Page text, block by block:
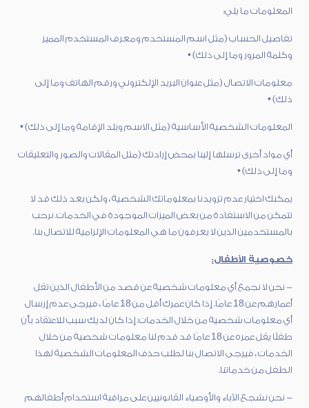
المعلومات ما يلي:
تفاصيل الحساب (مثل اسم المستخدم ومعرف المستخدم المميز
وكلمة المرور وما إلى ذلك) •
معلومات الاتصال (مثل عنوان البريد الإلكتروني ورقم الهاتف وما إلى
ذلك) •
المعلومات الشخصية الأساسية (مثل الاسم وبلد الإقامة وما إلى ذلك) •
أي مواد أخرى ترسلها إلينا بمحض إرادتك (مثل المقالات والصور والتعليقات
وما إلى ذلك) •
يمكنك اختيار عدم تزويدنا بمعلوماتك الشخصية ، ولكن بعد ذلك قد لا
تتمكن من الاستفادة من بعض الميزات الموجودة في الخدمات. نرحب
بالمستخدمين الذين لا يعرفون ما هي المعلومات الإلزامية للاتصال بنا.
خصوصية الأطفال:
- نحن لا نجمع أي معلومات شخصية عن قصد من الأطفال الذين تقل
أعمارهم عن 18 عامًا. إذا كان عمرك أقل من 18 عامًا ، فيرجى عدم إرسال
أي معلومات شخصية من خلال الخدمات. إذا كان لديك سبب للاعتقاد بأن
طفلًا يقل عمره عن 18 عامًا قد قدم لنا معلومات شخصية من خلال
الخدمات ، فيرجى الاتصال بنا لطلب حذف المعلومات الشخصية لهذا
الطفل من خدماتنا.
- نحن نشجع الآباء والأوصياء القانونيين على مراقبة استخدام أطفالهم